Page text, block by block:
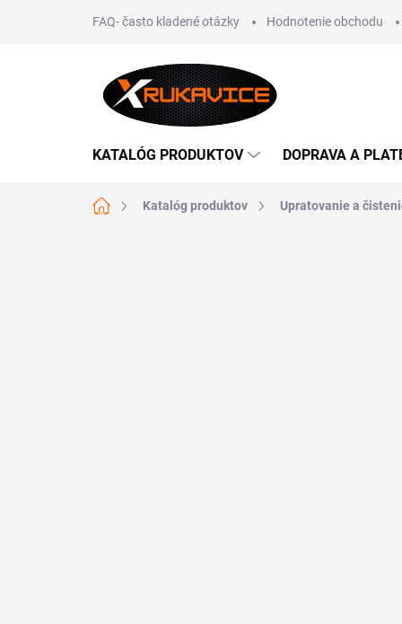
FAQ- často kladené otázky Hodnotenie obchodu
KATALÓG PRODUKTOV DOPRAVA A
DomovKatalóg produktov Upratovanie a